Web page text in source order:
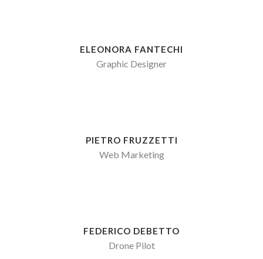
ELEONORA FANTECHI
Graphic Designer
PIETRO FRUZZETTI
Web Marketing
FEDERICO DEBETTO
Drone Pilot